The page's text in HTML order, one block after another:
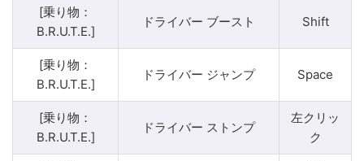
[乗り物：
B.R.U.T.E.]
ドライバー ブースト Shift
[乗り物：
B.R.U.T.E.]
ドライバー ジャンプ Space
[乗り物：
B.R.U.T.E.]
ドライバー ストンプ
左クリッ
ク